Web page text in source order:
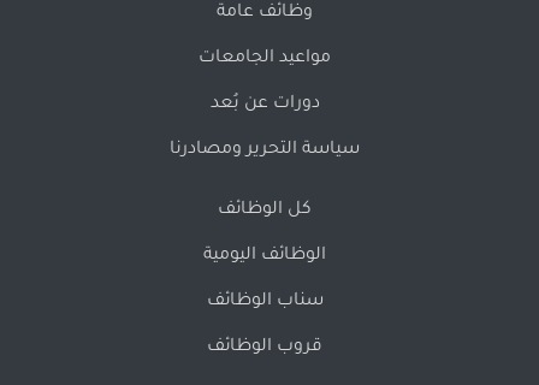
وظائف عامة
مواعيد الجامعات
دورات عن بُعد
سياسة التحرير ومصادرنا
كل الوظائف
الوظائف اليومية
سناب الوظائف
قروب الوظائف